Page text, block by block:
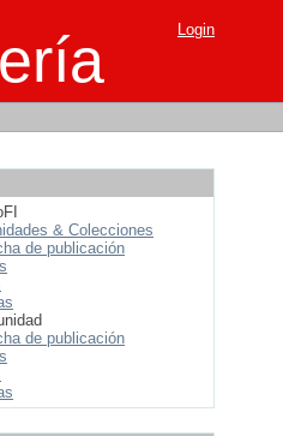
Login
& Colecciones
de publicación
de publicación